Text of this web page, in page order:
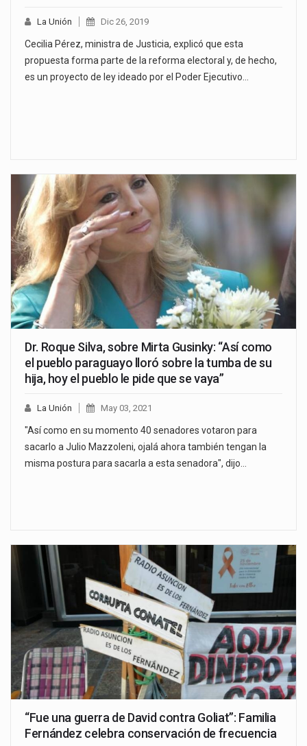
La Unión Dic 26, 2019
Cecilia Pérez, ministra de Justicia, explicó que esta
propuesta forma parte de la reforma electoral y, de hecho,
es un proyecto de ley ideado por el Poder Ejecutivo…
Dr. Roque Silva, sobre Mirta Gusinky: “Así como
el pueblo paraguayo lloró sobre la tumba de su
hija, hoy el pueblo le pide que se vaya”
La Unión May 03, 2021
"Así como en su momento 40 senadores votaron para
sacarlo a Julio Mazzoleni, ojalá ahora también tengan la
misma postura para sacarla a esta senadora", dijo…
“Fue una guerra de David contra Goliat”: Familia
Fernández celebra conservación de frecuencia